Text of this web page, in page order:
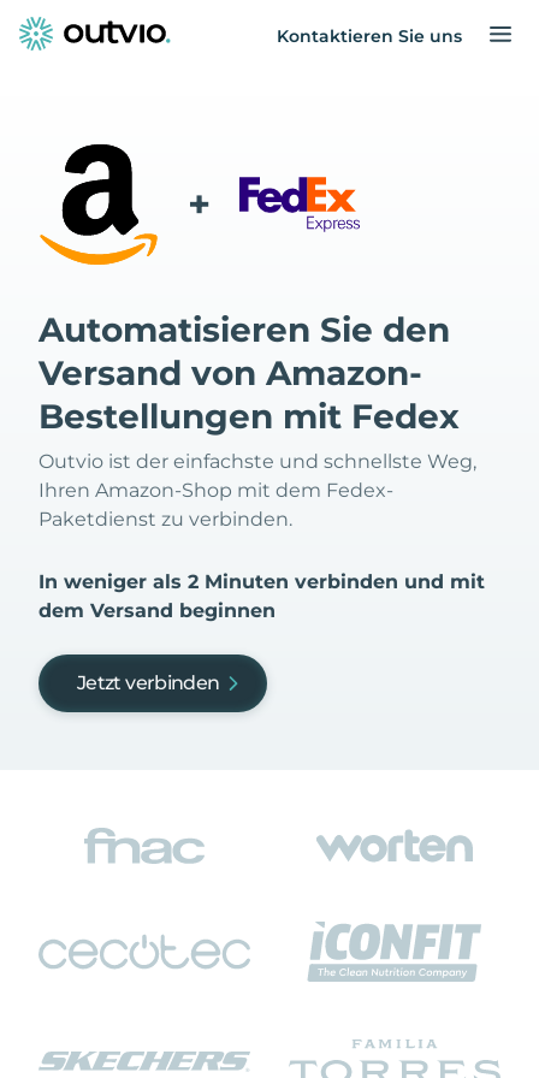
Kontaktieren Sie uns
+
Automatisieren Sie den
Versand von Amazon-
Bestellungen mit Fedex
Outvio ist der einfachste und schnellste Weg,
Ihren Amazon-Shop mit dem Fedex-
Paketdienst zu verbinden.
In weniger als 2 Minuten verbinden und mit
dem Versand beginnen
Jetzt verbinden